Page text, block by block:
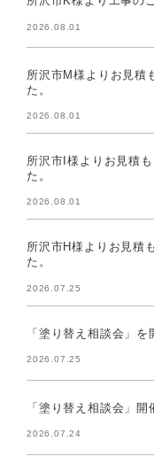
2026.08.01
所沢市M様よりお見積
た。
2026.08.01
所沢市I様よりお見積
た。
2026.08.01
所沢市H様よりお見積
た。
2026.07.25
「塗り替え相談会」
2026.07.25
「塗り替え相談会」開
2026.07.24